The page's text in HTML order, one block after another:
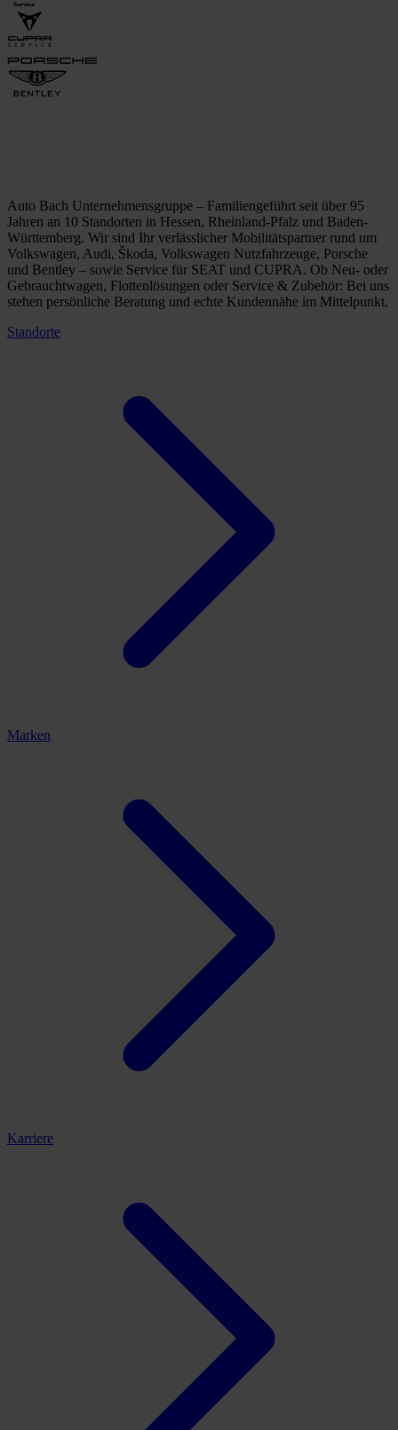
Auto Bach Unternehmensgruppe – Familiengeführt seit über 95
Jahren an 10 Standorten in Hessen, Rheinland-Pfalz und Baden-
Württemberg. Wir sind Ihr verlässlicher Mobilitätspartner rund um
Volkswagen, Audi, Škoda, Volkswagen Nutzfahrzeuge, Porsche
und Bentley – sowie Service für SEAT und CUPRA. Ob Neu- oder
Gebrauchtwagen, Flottenlösungen oder Service & Zubehör: Bei uns
stehen persönliche Beratung und echte Kundennähe im Mittelpunkt.
Standorte
Marken
Karriere